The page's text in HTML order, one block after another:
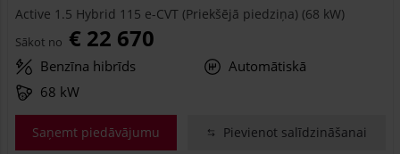
Active 1.5 Hybrid 115 e-CVT (Priekšējā piedziņa) (68 kW)
Sākot no € 22 670
Benzīna hibrīds
Automātiskā
68 kW
Saņemt piedāvājumu Pievienot salīdzināšanai